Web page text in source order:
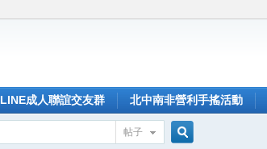
LINE成人聯誼交友群 北中南非營利手搖活動
帖子